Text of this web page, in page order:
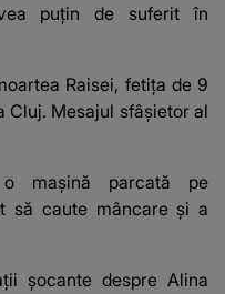
puțin de suferit în
Raisei, fetița de 9
Cluj. Mesajul sfâșietor al
mașină parcată pe
să caute mâncare și a
șocante despre Alina